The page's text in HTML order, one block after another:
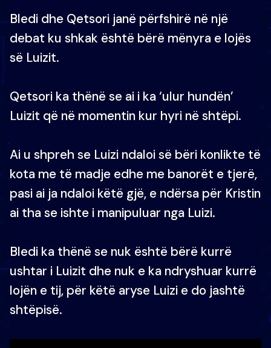
Bledi dhe Qetsori janë përfshirë në një
debat ku shkak është bërë mënyra e lojës
së Luizit.
Qetsori ka thënë se ai i ka ‘ulur hundën’
Luizit që në momentin kur hyri në shtëpi.
Ai u shpreh se Luizi ndaloi së bëri konlikte të
kota me të madje edhe me banorët e tjerë,
pasi ai ja ndaloi këtë gjë, e ndërsa për Kristin
ai tha se ishte i manipuluar nga Luizi.
Bledi ka thënë se nuk është bërë kurrë
ushtar i Luizit dhe nuk e ka ndryshuar kurrë
lojën e tij, për këtë aryse Luizi e do jashtë
shtëpisë.